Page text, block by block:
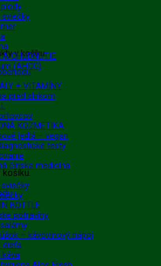
v košíku.
košíku.
sviečky
A CHUDNUTIE
(AHCC)
+ VITAMÍNY
pred slnkom
KOZMETIKA
jedlá – vegan
testy
čínska medicína
BOTTLE
potraviny
– kávovinový nápoj
dieťa
káva